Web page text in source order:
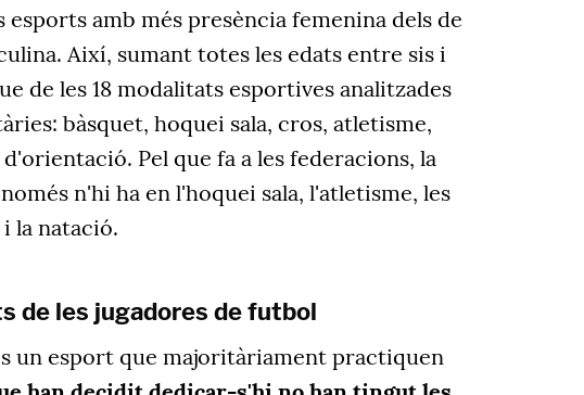
esports amb més presència femenina dels de
Així, sumant totes les edats entre sis i
de les 18 modalitats esportives analitzades
bàsquet, hoquei sala, cros, atletisme,
Pel que fa a les federacions, la
n'hi ha en l'hoquei sala, l'atletisme, les
la natació.
de les jugadores de futbol
un esport que majoritàriament practiquen